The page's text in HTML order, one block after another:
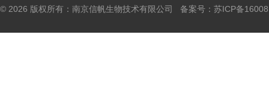
© 2026 版权所有：南京信帆生物技术有限公司 备案号： 苏ICP备